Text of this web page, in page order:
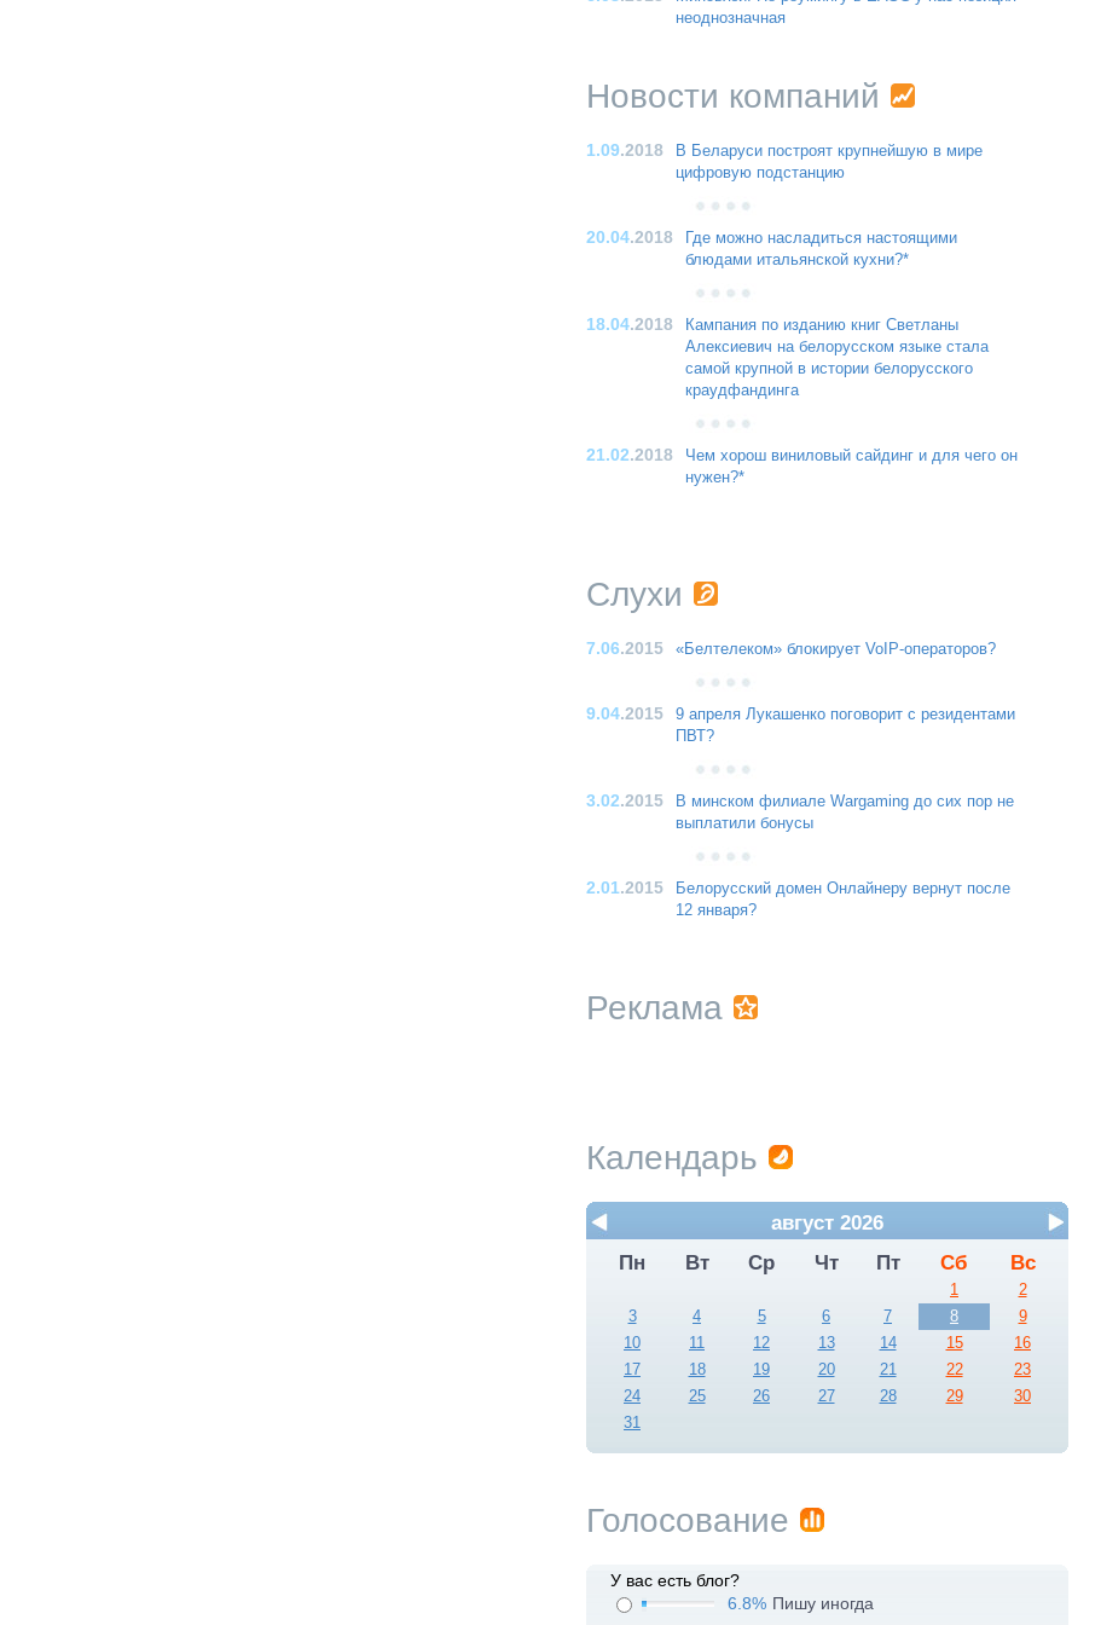
неоднозначная
Новости компаний
1.09.2018
В Беларуси построят крупнейшую в мире
цифровую подстанцию
20.04.2018
Где можно насладиться настоящими
блюдами итальянской кухни?*
18.04.2018
Кампания по изданию книг Светланы
Алексиевич на белорусском языке стала
самой крупной в истории белорусского
краудфандинга
21.02.2018
Чем хорош виниловый сайдинг и для чего он
нужен?*
Слухи
7.06.2015 «Белтелеком» блокирует VoIP-операторов?
9.04.2015
9 апреля Лукашенко поговорит с резидентами
ПВТ?
3.02.2015
В минском филиале Wargaming до сих пор не
выплатили бонусы
2.01.2015
Белорусский домен Онлайнеру вернут после
12 января?
Реклама
Календарь
август 2026
Пн
Вт Ср Чт Пт Сб Вс
1
2
3
4 5 6 7 8
9
10
11 12 13 14 15
16
17
18 19 20 21 22
23
24
25 26 27 28 29
30
31
Голосование
У вас есть блог?
6.8% Пишу иногда